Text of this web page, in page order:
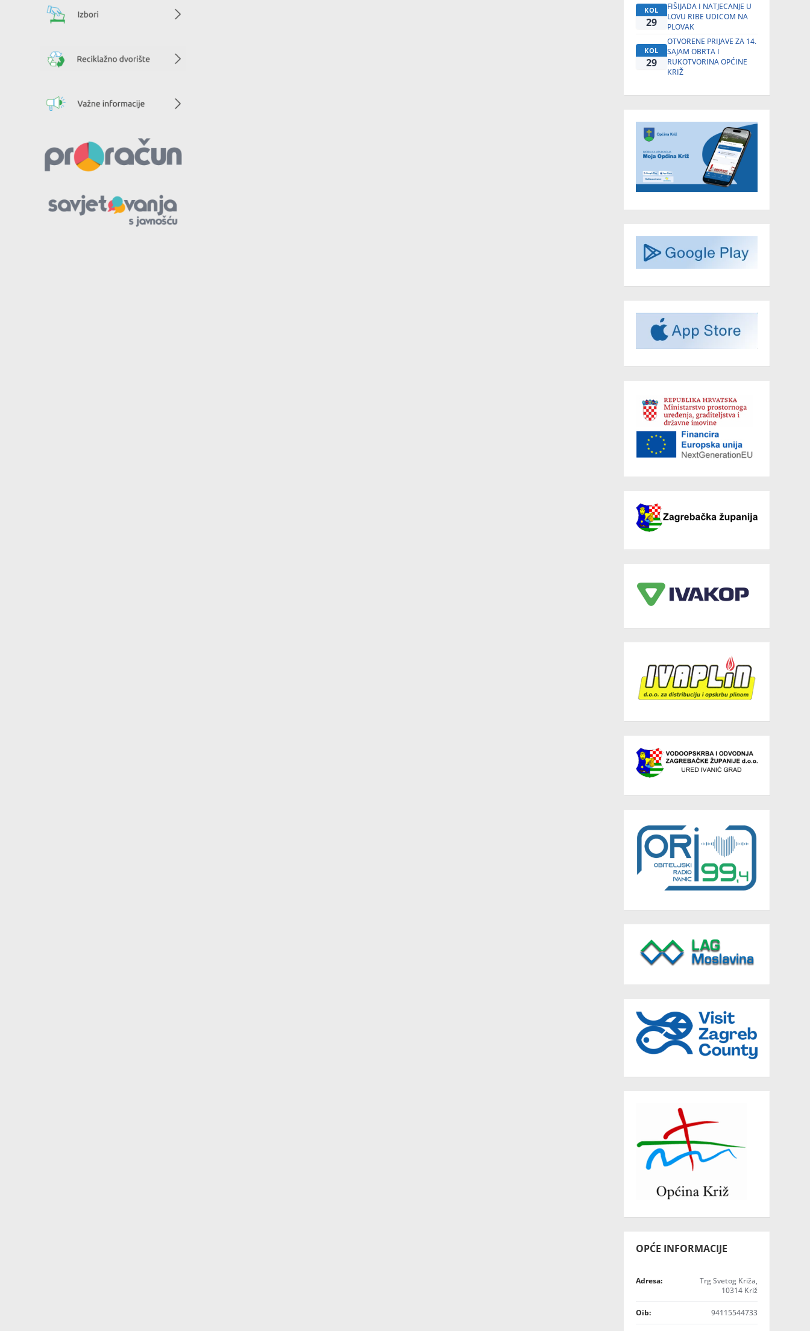
KOL
29
FIŠIJADA I NATJECANJE U
LOVU RIBE UDICOM NA
PLOVAK
KOL
29
OTVORENE PRIJAVE ZA 14.
SAJAM OBRTA I
RUKOTVORINA OPĆINE
KRIŽ
OPĆE INFORMACIJE
Adresa:
Trg Svetog Križa,
10314 Križ
Oib: 94115544733